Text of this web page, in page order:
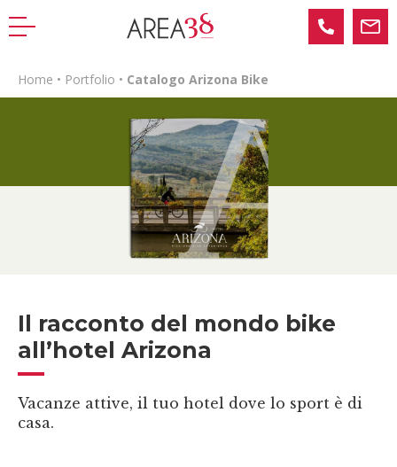
Home • Portfolio • Catalogo Arizona Bike
Il racconto del mondo bike
all’hotel Arizona
Vacanze attive, il tuo hotel dove lo sport è di
casa.